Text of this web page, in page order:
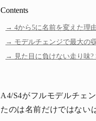
Contents
4から5に名前を変えた理
モデルチェンジで最大の
見た目に負けない走り味
A4/S4がフルモデルチェ
たのは名前だけではない